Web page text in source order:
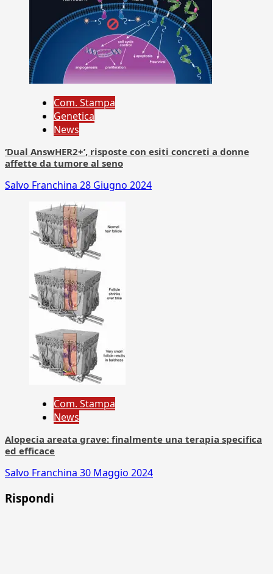
Com. Stampa
Genetica
News
‘Dual AnswHER2+’, risposte con esiti concreti a donne
affette da tumore al seno
Salvo Franchina 28 Giugno 2024
Com. Stampa
News
Alopecia areata grave: finalmente una terapia specifica
ed efficace
Salvo Franchina 30 Maggio 2024
Rispondi